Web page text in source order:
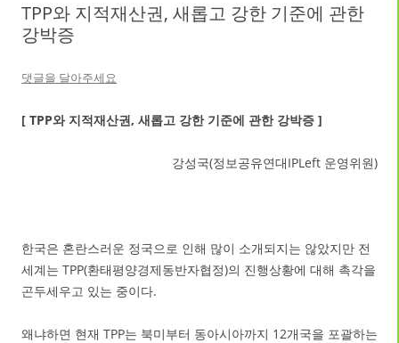
TPP와 지적재산권, 새롭고 강한 기준에 관한
강박증
댓글을 달아주세요
[ TPP와 지적재산권, 새롭고 강한 기준에 관한 강박증 ]
강성국(정보공유연대IPLeft 운영위원)
한국은 혼란스러운 정국으로 인해 많이 소개되지는 않았지만 전
세계는 TPP(환태평양경제동반자협정)의 진행상황에 대해 촉각을
곤두세우고 있는 중이다.
왜냐하면 현재 TPP는 북미부터 동아시아까지 12개국을 포괄하는